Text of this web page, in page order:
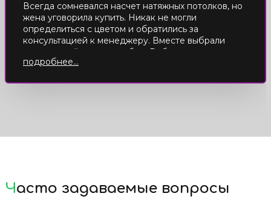
Всегда сомневался насчет натяжных потолков, но
жена уговорила купить. Никак не могли
определиться с цветом и обратились за
консультацией к менеджеру. Вместе выбрали
подходящий цвет под обои. Ребята установили за
несколько часов, результатом довольны.
подробнее...
Часто задаваемые вопросы